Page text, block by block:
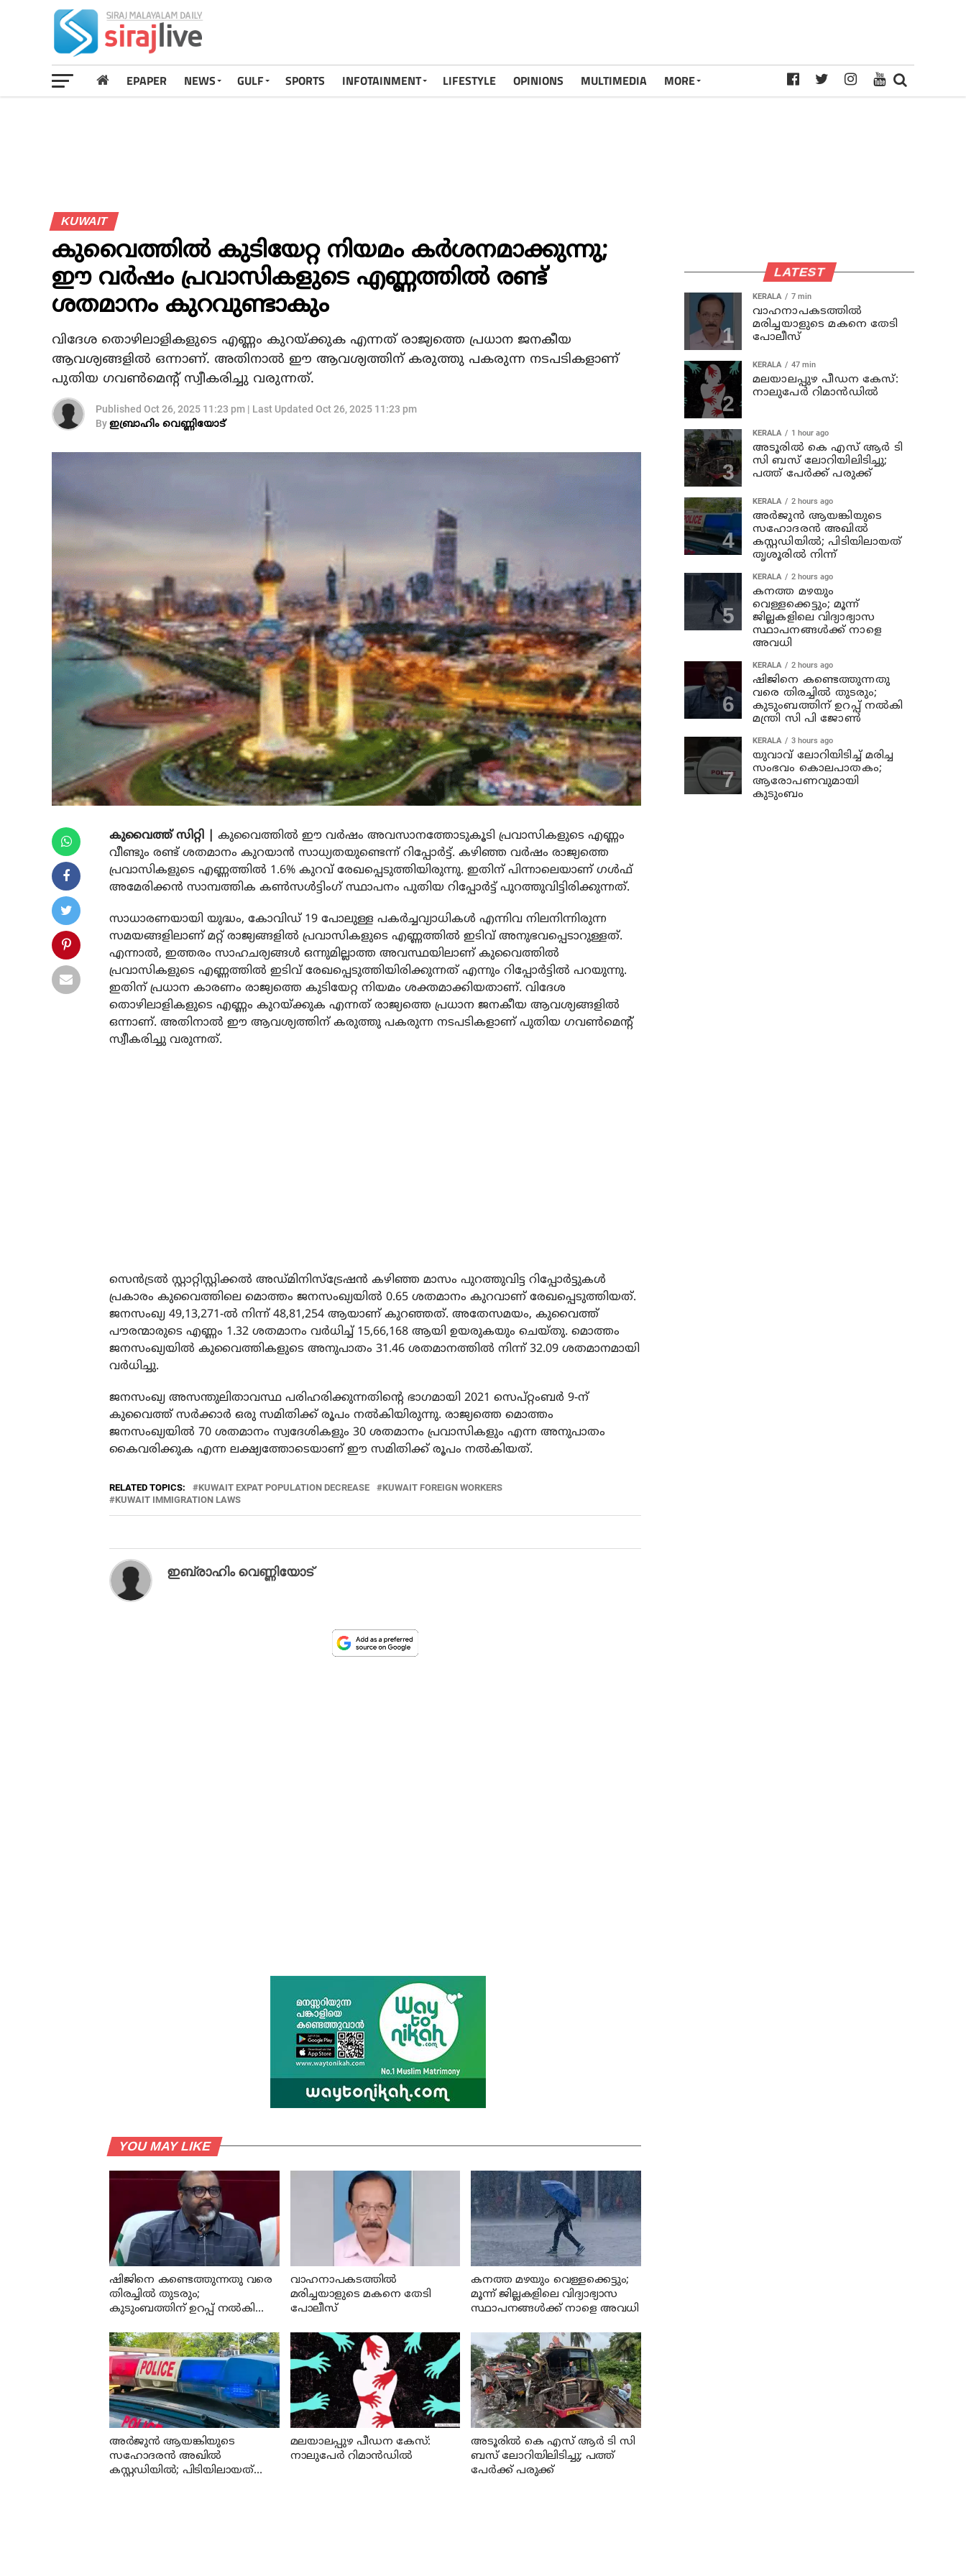
EPAPER NEWS GULF SPORTS INFOTAINMENT LIFESTYLE OPINIONS MULTIMEDIA MORE
KUWAIT
കുവൈത്തിൽ കുടിയേറ്റ നിയമം കർശനമാക്കുന്നു;
ഈ വർഷം പ്രവാസികളുടെ എണ്ണത്തിൽ രണ്ട്
ശതമാനം കുറവുണ്ടാകും
വിദേശ തൊഴിലാളികളുടെ എണ്ണം കുറയ്ക്കുക എന്നത് രാജ്യത്തെ പ്രധാന ജനകീയ
ആവശ്യങ്ങളിൽ ഒന്നാണ്. അതിനാൽ ഈ ആവശ്യത്തിന് കരുത്തു പകരുന്ന നടപടികളാണ്
പുതിയ ഗവൺമെന്റ് സ്വീകരിച്ചു വരുന്നത്.
Published Oct 26, 2025 11:23 pm | Last Updated Oct 26, 2025 11:23 pm
Byഇബ്രാഹിം വെണ്ണിയോട്
കുവൈത്ത് സിറ്റി | കുവൈത്തിൽ ഈ വർഷം അവസാനത്തോടുകൂടി പ്രവാസികളുടെ എണ്ണം
വീണ്ടും രണ്ട് ശതമാനം കുറയാൻ സാധ്യതയുണ്ടെന്ന് റിപ്പോർട്ട്. കഴിഞ്ഞ വർഷം രാജ്യത്തെ
പ്രവാസികളുടെ എണ്ണത്തിൽ 1.6% കുറവ് രേഖപ്പെടുത്തിയിരുന്നു. ഇതിന് പിന്നാലെയാണ് ഗൾഫ്
അമേരിക്കൻ സാമ്പത്തിക കൺസൾട്ടിംഗ് സ്ഥാപനം പുതിയ റിപ്പോർട്ട് പുറത്തുവിട്ടിരിക്കുന്നത്.
സാധാരണയായി യുദ്ധം, കോവിഡ് 19 പോലുള്ള പകർച്ചവ്യാധികൾ എന്നിവ നിലനിന്നിരുന്ന
സമയങ്ങളിലാണ് മറ്റ് രാജ്യങ്ങളിൽ പ്രവാസികളുടെ എണ്ണത്തിൽ ഇടിവ് അനുഭവപ്പെടാറുള്ളത്.
എന്നാൽ, ഇത്തരം സാഹചര്യങ്ങൾ ഒന്നുമില്ലാത്ത അവസ്ഥയിലാണ് കുവൈത്തിൽ
പ്രവാസികളുടെ എണ്ണത്തിൽ ഇടിവ് രേഖപ്പെടുത്തിയിരിക്കുന്നത് എന്നും റിപ്പോർട്ടിൽ പറയുന്നു.
ഇതിന് പ്രധാന കാരണം രാജ്യത്തെ കുടിയേറ്റ നിയമം ശക്തമാക്കിയതാണ്. വിദേശ
തൊഴിലാളികളുടെ എണ്ണം കുറയ്ക്കുക എന്നത് രാജ്യത്തെ പ്രധാന ജനകീയ ആവശ്യങ്ങളിൽ
ഒന്നാണ്. അതിനാൽ ഈ ആവശ്യത്തിന് കരുത്തു പകരുന്ന നടപടികളാണ് പുതിയ ഗവൺമെന്റ്
സ്വീകരിച്ചു വരുന്നത്.
സെൻട്രൽ സ്റ്റാറ്റിസ്റ്റിക്കൽ അഡ്മിനിസ്ട്രേഷൻ കഴിഞ്ഞ മാസം പുറത്തുവിട്ട റിപ്പോർട്ടുകൾ
പ്രകാരം കുവൈത്തിലെ മൊത്തം ജനസംഖ്യയിൽ 0.65 ശതമാനം കുറവാണ് രേഖപ്പെടുത്തിയത്.
ജനസംഖ്യ 49,13,271-ൽ നിന്ന് 48,81,254 ആയാണ് കുറഞ്ഞത്. അതേസമയം, കുവൈത്ത്
പൗരന്മാരുടെ എണ്ണം 1.32 ശതമാനം വർധിച്ച് 15,66,168 ആയി ഉയരുകയും ചെയ്തു. മൊത്തം
ജനസംഖ്യയിൽ കുവൈത്തികളുടെ അനുപാതം 31.46 ശതമാനത്തിൽ നിന്ന് 32.09 ശതമാനമായി
വർധിച്ചു.
ജനസംഖ്യ അസന്തുലിതാവസ്ഥ പരിഹരിക്കുന്നതിന്റെ ഭാഗമായി 2021 സെപ്റ്റംബർ 9-ന്
കുവൈത്ത് സർക്കാർ ഒരു സമിതിക്ക് രൂപം നൽകിയിരുന്നു. രാജ്യത്തെ മൊത്തം
ജനസംഖ്യയിൽ 70 ശതമാനം സ്വദേശികളും 30 ശതമാനം പ്രവാസികളും എന്ന അനുപാതം
കൈവരിക്കുക എന്ന ലക്ഷ്യത്തോടെയാണ് ഈ സമിതിക്ക് രൂപം നൽകിയത്.
RELATED TOPICS: KUWAIT EXPAT POPULATION DECREASE
KUWAIT FOREIGN WORKERS
KUWAIT IMMIGRATION LAWS
ഇബ്രാഹിം വെണ്ണിയോട്
YOU MAY LIKE
ഷിജിനെ കണ്ടെത്തുന്നതു വരെ
തിരച്ചില്‍ തുടരും;
കുടുംബത്തിന് ഉറപ്പ് നല്‍കി
വാഹനാപകടത്തില്‍
മരിച്ചയാളുടെ മകനെ തേടി
പോലീസ്
കനത്ത മഴയും വെള്ളക്കെട്ടും;
മൂന്ന്‌ ജില്ലകളിലെ വിദ്യാഭ്യാസ
സ്ഥാപനങ്ങള്‍ക്ക് നാളെ അവധി
അര്‍ജുന്‍ ആയങ്കിയുടെ
സഹോദരന്‍ അഖില്‍
കസ്റ്റഡിയില്‍; പിടിയിലായത്
മലയാലപ്പുഴ പീഡന കേസ്:
നാലുപേര്‍ റിമാന്‍ഡില്‍
അടൂരില്‍ കെ എസ് ആര്‍ ടി സി
ബസ് ലോറിയിലിടിച്ചു; പത്ത്
പേര്‍ക്ക് പരുക്ക്
LATEST
KERALA 7 min
വാഹനാപകടത്തില്‍
മരിച്ചയാളുടെ മകനെ തേടി
പോലീസ്
KERALA 47 min
മലയാലപ്പുഴ പീഡന കേസ്:
നാലുപേര്‍ റിമാന്‍ഡില്‍
KERALA 1 hour ago
അടൂരില്‍ കെ എസ് ആര്‍ ടി
സി ബസ് ലോറിയിലിടിച്ചു;
പത്ത് പേര്‍ക്ക് പരുക്ക്
KERALA 2 hours ago
അര്‍ജുന്‍ ആയങ്കിയുടെ
സഹോദരന്‍ അഖില്‍
കസ്റ്റഡിയില്‍; പിടിയിലായത്
തൃശൂരില്‍ നിന്ന്
KERALA 2 hours ago
കനത്ത മഴയും
വെള്ളക്കെട്ടും; മൂന്ന്‌
ജില്ലകളിലെ വിദ്യാഭ്യാസ
സ്ഥാപനങ്ങള്‍ക്ക് നാളെ
അവധി
KERALA 2 hours ago
ഷിജിനെ കണ്ടെത്തുന്നതു
വരെ തിരച്ചില്‍ തുടരും;
കുടുംബത്തിന് ഉറപ്പ് നല്‍കി
മന്ത്രി സി പി ജോണ്‍
KERALA 3 hours ago
യുവാവ് ലോറിയിടിച്ച് മരിച്ച
സംഭവം കൊലപാതകം;
ആരോപണവുമായി
കുടുംബം